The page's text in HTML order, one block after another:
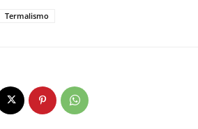
Termalismo